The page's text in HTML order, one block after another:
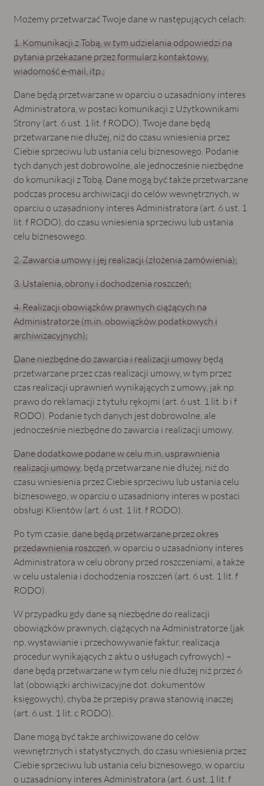
Możemy przetwarzać Twoje dane w następujących celach:
1. Komunikacji z Tobą, w tym udzielania odpowiedzi na
pytania przekazane przez formularz kontaktowy,
wiadomość e-mail, itp.;
Dane będą przetwarzane w oparciu o uzasadniony interes
Administratora, w postaci komunikacji z Użytkownikami
Strony (art. 6 ust. 1 lit. f RODO). Twoje dane będą
przetwarzane nie dłużej, niż do czasu wniesienia przez
Ciebie sprzeciwu lub ustania celu biznesowego. Podanie
tych danych jest dobrowolne, ale jednocześnie niezbędne
do komunikacji z Tobą. Dane mogą być także przetwarzane
podczas procesu archiwizacji do celów wewnętrznych, w
oparciu o uzasadniony interes Administratora (art. 6 ust. 1
lit. f RODO), do czasu wniesienia sprzeciwu lub ustania
celu biznesowego.
2. Zawarcia umowy i jej realizacji (złożenia zamówienia);
3. Ustalenia, obrony i dochodzenia roszczeń;
4. Realizacji obowiązków prawnych ciążących na
Administratorze (m.in. obowiązków podatkowych i
archiwizacyjnych);
Dane niezbędne do zawarcia i realizacji umowy będą
przetwarzane przez czas realizacji umowy, w tym przez
czas realizacji uprawnień wynikających z umowy, jak np.
prawo do reklamacji z tytułu rękojmi (art. 6 ust. 1 lit. b i f
RODO). Podanie tych danych jest dobrowolne, ale
jednocześnie niezbędne do zawarcia i realizacji umowy.
Dane dodatkowe podane w celu m.in. usprawnienia
realizacji umowy, będą przetwarzane nie dłużej, niż do
czasu wniesienia przez Ciebie sprzeciwu lub ustania celu
biznesowego, w oparciu o uzasadniony interes w postaci
obsługi Klientów (art. 6 ust. 1 lit. f RODO).
Po tym czasie,dane będą przetwarzane przez okres
przedawnienia roszczeń , w oparciu o uzasadniony interes
Administratora w celu obrony przed roszczeniami, a także
w celu ustalenia i dochodzenia roszczeń (art. 6 ust. 1 lit. f
RODO).
W przypadku gdy dane są niezbędne do realizacji
obowiązków prawnych, ciążących na Administratorze (jak
np. wystawianie i przechowywanie faktur, realizacja
procedur wynikających z aktu o usługach cyfrowych) –
dane będą przetwarzane w tym celu nie dłużej niż przez 6
lat (obowiązki archiwizacyjne dot. dokumentów
księgowych), chyba że przepisy prawa stanowią inaczej
(art. 6 ust. 1 lit. c RODO).
Dane mogą być także archiwizowane do celów
wewnętrznych i statystycznych, do czasu wniesienia przez
Ciebie sprzeciwu lub ustania celu biznesowego, w oparciu
o uzasadniony interes Administratora (art. 6 ust. 1 lit. f